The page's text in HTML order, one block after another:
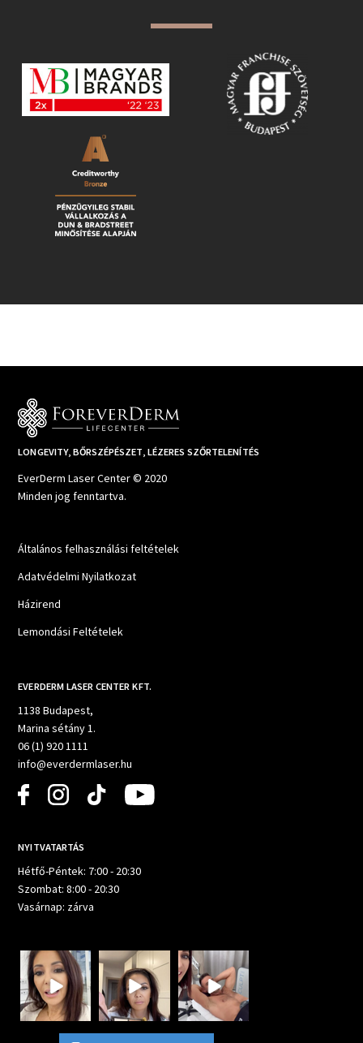
LONGEVITY, BŐRSZÉPÉSZET, LÉZERES SZŐRTELENÍTÉS
EverDerm Laser Center © 2020
Minden jog fenntartva.
Általános felhasználási feltételek
Adatvédelmi Nyilatkozat
Házirend
Lemondási Feltételek
EVERDERM LASER CENTER KFT.
1138 Budapest,
Marina sétány 1.
06 (1) 920 1111
info@everdermlaser.hu
NYITVATARTÁS
Hétfő-Péntek: 7:00 - 20:30
Szombat: 8:00 - 20:30
Vasárnap: zárva